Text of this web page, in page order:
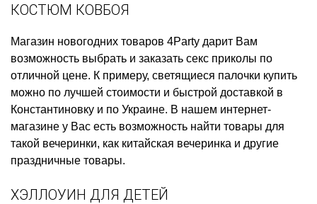
КОСТЮМ КОВБОЯ
Магазин новогодних товаров 4Party дарит Вам
возможность выбрать и заказать секс приколы по
отличной цене. К примеру, светящиеся палочки купить
можно по лучшей стоимости и быстрой доставкой в
Константиновку и по Украине. В нашем интернет-
магазине у Вас есть возможность найти товары для
такой вечеринки, как китайская вечеринка и другие
праздничные товары.
ХЭЛЛОУИН ДЛЯ ДЕТЕЙ